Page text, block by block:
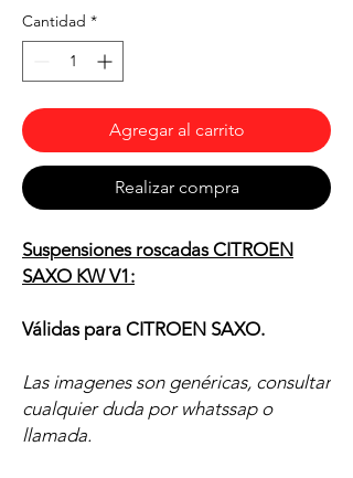
Cantidad *
Agregar al carrito
Realizar compra
Suspensiones roscadas CITROEN
SAXO KW V1:
Válidas para CITROEN SAXO.
Las imagenes son genéricas, consultar
cualquier duda por whatssap o
llamada.